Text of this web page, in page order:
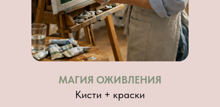
МАГИЯ ОЖИВЛЕНИЯ
Кисти + краски